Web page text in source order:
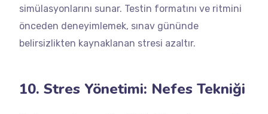
simülasyonlarını sunar. Testin formatını ve ritmini
önceden deneyimlemek, sınav gününde
belirsizlikten kaynaklanan stresi azaltır.
10. Stres Yönetimi: Nefes Tekniği